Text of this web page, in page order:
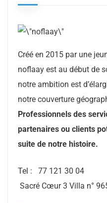
Créé en 2015 par une
noflaay est au début de
notre ambition est
notre couverture
Professionnels des
partenaires ou clients
suite de notre histoire.
Tel : 77 121 30 04
Sacré Cœur 3 Villa n°